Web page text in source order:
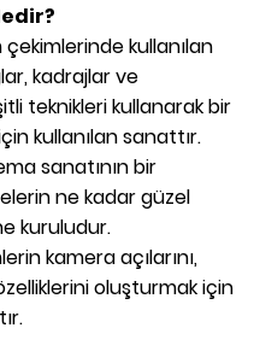
kullanılan
kadrajlar ve
teknikleri kullanarak bir
kullanılan sanattır.
sanatının bir
ne kadar güzel
kuruludur.
kamera açılarını,
oluşturmak için